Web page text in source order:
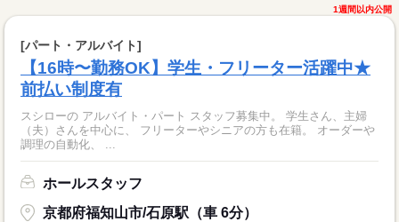
1週間以内公開
[パート・アルバイト]
【16時〜勤務OK】学生・フリーター活躍中★
前払い制度有
スシローの アルバイト・パート スタッフ募集中。 学生さん、主婦
（夫）さんを中心に、 フリーターやシニアの方も在籍。 オーダーや
調理の自動化、 ...
ホールスタッフ
京都府福知山市/石原駅（車 6分）